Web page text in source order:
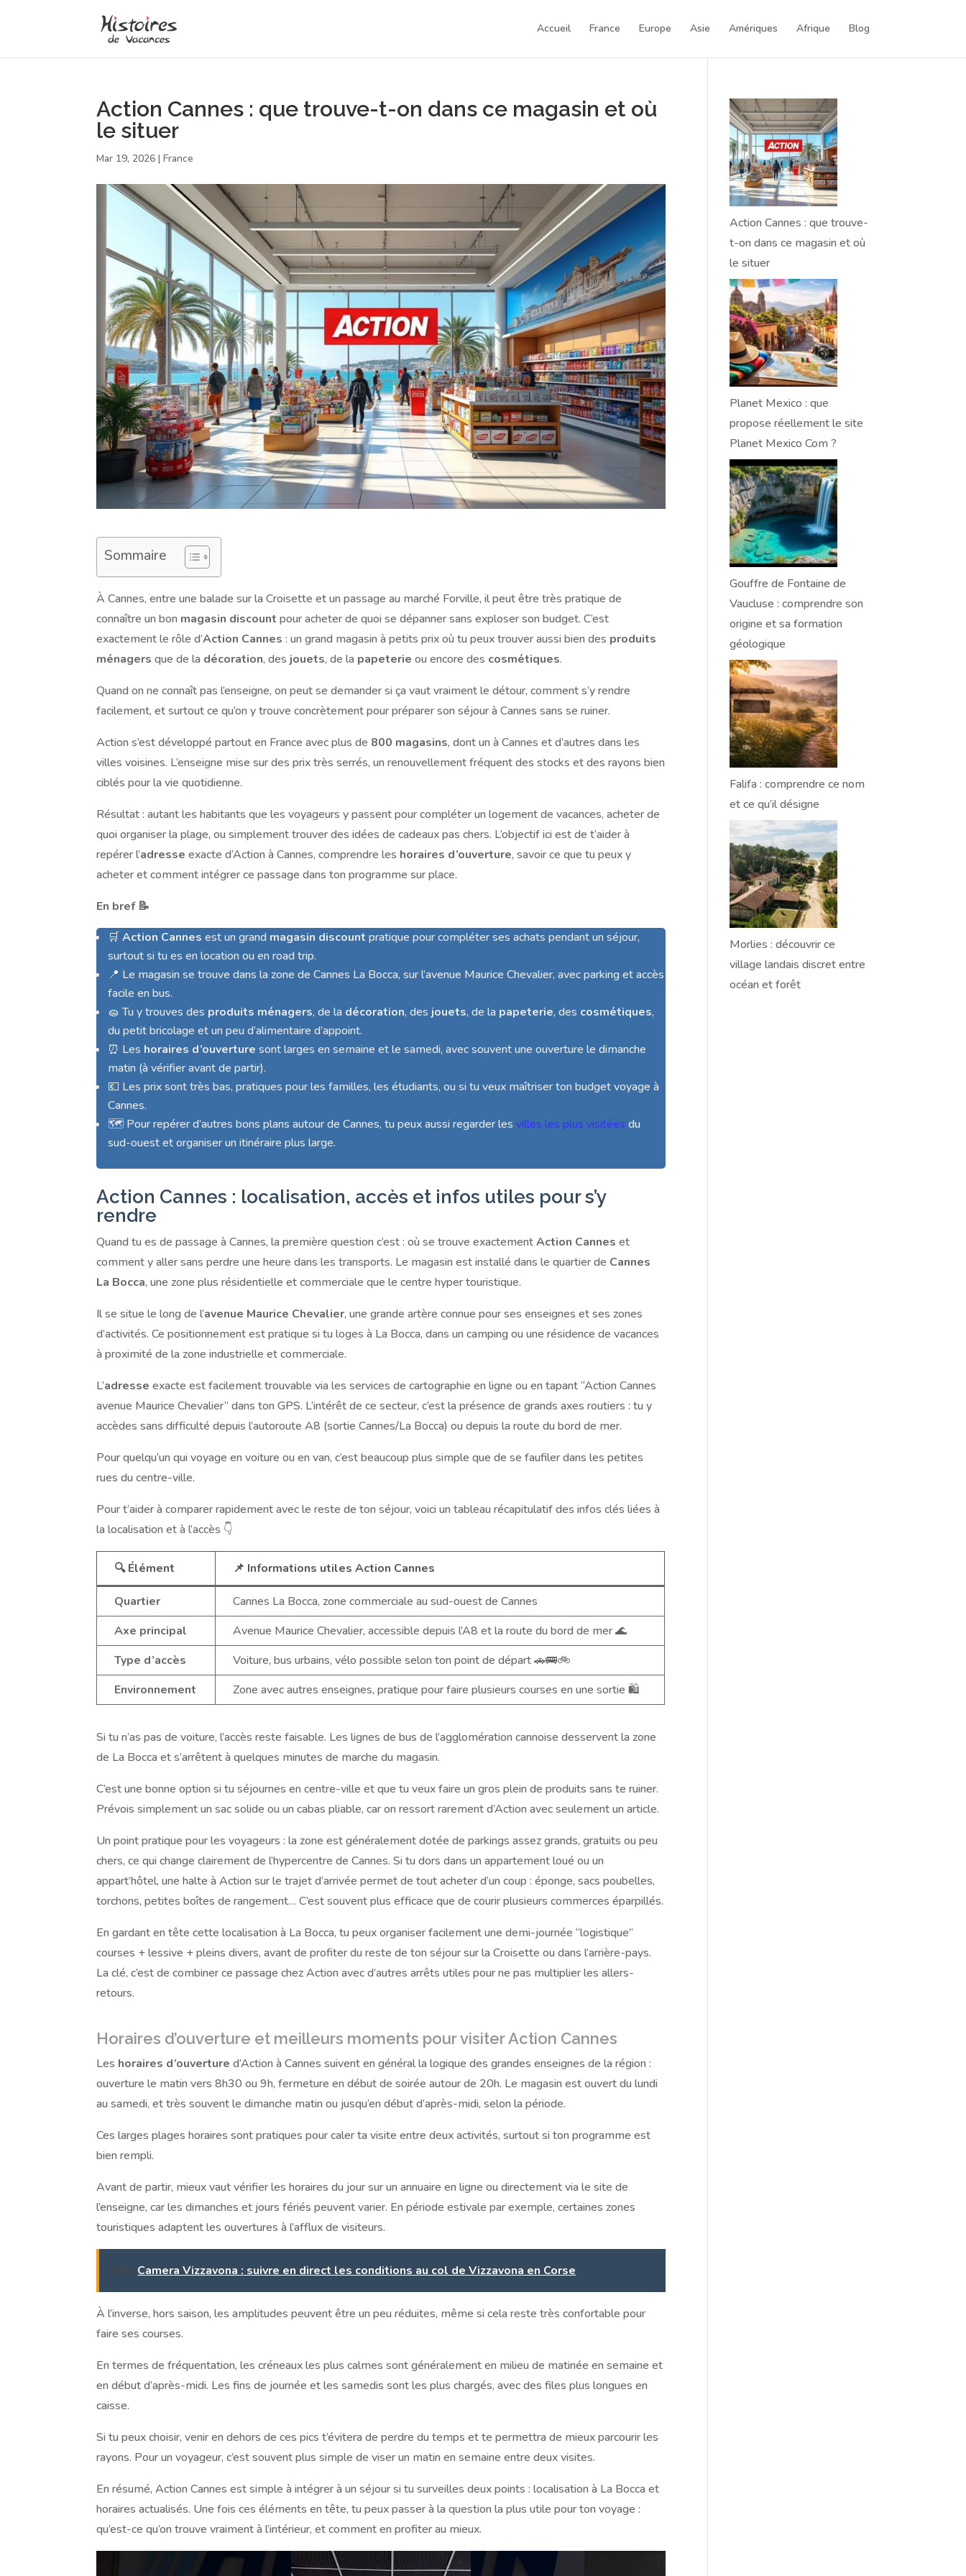
Accueil France Europe Asie Amériques Afrique Blog
Action Cannes : que trouve-t-on dans ce magasin et où
le situer
Mar 19, 2026 |France
Sommaire
À Cannes, entre une balade sur la Croisette et un passage au marché Forville, il peut être très pratique de
connaître un bon magasin discount pour acheter de quoi se dépanner sans exploser son budget. C’est
exactement le rôle d’Action Cannes : un grand magasin à petits prix où tu peux trouver aussi bien des produits
ménagers que de la décoration, des jouets, de la papeterie ou encore des cosmétiques.
Quand on ne connaît pas l’enseigne, on peut se demander si ça vaut vraiment le détour, comment s’y rendre
facilement, et surtout ce qu’on y trouve concrètement pour préparer son séjour à Cannes sans se ruiner.
Action s’est développé partout en France avec plus de 800 magasins, dont un à Cannes et d’autres dans les
villes voisines. L’enseigne mise sur des prix très serrés, un renouvellement fréquent des stocks et des rayons bien
ciblés pour la vie quotidienne.
Résultat : autant les habitants que les voyageurs y passent pour compléter un logement de vacances, acheter de
quoi organiser la plage, ou simplement trouver des idées de cadeaux pas chers. L’objectif ici est de t’aider à
repérer l’adresse exacte d’Action à Cannes, comprendre les horaires d’ouverture, savoir ce que tu peux y
acheter et comment intégrer ce passage dans ton programme sur place.
En bref 📝
🛒Action Cannes est un grand magasin discount pratique pour compléter ses achats pendant un séjour,
surtout si tu es en location ou en road trip.
📍 Le magasin se trouve dans la zone de Cannes La Bocca, sur l’avenue Maurice Chevalier, avec parking et accès
facile en bus.
🧽 Tu y trouves des produits ménagers, de la décoration, des jouets, de la papeterie, des cosmétiques,
du petit bricolage et un peu d’alimentaire d’appoint.
⏰ Les horaires d’ouverture sont larges en semaine et le samedi, avec souvent une ouverture le dimanche
matin (à vérifier avant de partir).
💶 Les prix sont très bas, pratiques pour les familles, les étudiants, ou si tu veux maîtriser ton budget voyage à
Cannes.
🗺️ Pour repérer d’autres bons plans autour de Cannes, tu peux aussi regarder lesvilles les plus visitées du
sud-ouest et organiser un itinéraire plus large.
Action Cannes : localisation, accès et infos utiles pour s’y
rendre
Quand tu es de passage à Cannes, la première question c’est : où se trouve exactementAction Cannes et
comment y aller sans perdre une heure dans les transports. Le magasin est installé dans le quartier de Cannes
La Bocca, une zone plus résidentielle et commerciale que le centre hyper touristique.
Il se situe le long de l’avenue Maurice Chevalier, une grande artère connue pour ses enseignes et ses zones
d’activités. Ce positionnement est pratique si tu loges à La Bocca, dans un camping ou une résidence de vacances
à proximité de la zone industrielle et commerciale.
L’adresse exacte est facilement trouvable via les services de cartographie en ligne ou en tapant “Action Cannes
avenue Maurice Chevalier” dans ton GPS. L’intérêt de ce secteur, c’est la présence de grands axes routiers : tu y
accèdes sans difficulté depuis l’autoroute A8 (sortie Cannes/La Bocca) ou depuis la route du bord de mer.
Pour quelqu’un qui voyage en voiture ou en van, c’est beaucoup plus simple que de se faufiler dans les petites
rues du centre-ville.
Pour t’aider à comparer rapidement avec le reste de ton séjour, voici un tableau récapitulatif des infos clés liées à
la localisation et à l’accès 👇
🔍 Élément 📌 Informations utiles Action Cannes
Quartier
Cannes La Bocca, zone commerciale au sud-ouest de Cannes
Axe principal
Avenue Maurice Chevalier, accessible depuis l’A8 et la route du bord de mer 🌊
Type d’accès
Voiture, bus urbains, vélo possible selon ton point de départ 🚗🚌🚲
Environnement
Zone avec autres enseignes, pratique pour faire plusieurs courses en une sortie 🛍️
Si tu n’as pas de voiture, l’accès reste faisable. Les lignes de bus de l’agglomération cannoise desservent la zone
de La Bocca et s’arrêtent à quelques minutes de marche du magasin.
C’est une bonne option si tu séjournes en centre-ville et que tu veux faire un gros plein de produits sans te ruiner.
Prévois simplement un sac solide ou un cabas pliable, car on ressort rarement d’Action avec seulement un article.
Un point pratique pour les voyageurs : la zone est généralement dotée de parkings assez grands, gratuits ou peu
chers, ce qui change clairement de l’hypercentre de Cannes. Si tu dors dans un appartement loué ou un
appart’hôtel, une halte à Action sur le trajet d’arrivée permet de tout acheter d’un coup : éponge, sacs poubelles,
torchons, petites boîtes de rangement… C’est souvent plus efficace que de courir plusieurs commerces éparpillés.
En gardant en tête cette localisation à La Bocca, tu peux organiser facilement une demi-journée “logistique”
courses + lessive + pleins divers, avant de profiter du reste de ton séjour sur la Croisette ou dans l’arrière-pays.
La clé, c’est de combiner ce passage chez Action avec d’autres arrêts utiles pour ne pas multiplier les allers-
retours.
Horaires d’ouverture et meilleurs moments pour visiter Action Cannes
Les horaires d’ouverture d’Action à Cannes suivent en général la logique des grandes enseignes de la région :
ouverture le matin vers 8h30 ou 9h, fermeture en début de soirée autour de 20h. Le magasin est ouvert du lundi
au samedi, et très souvent le dimanche matin ou jusqu’en début d’après-midi, selon la période.
Ces larges plages horaires sont pratiques pour caler ta visite entre deux activités, surtout si ton programme est
bien rempli.
Avant de partir, mieux vaut vérifier les horaires du jour sur un annuaire en ligne ou directement via le site de
l’enseigne, car les dimanches et jours fériés peuvent varier. En période estivale par exemple, certaines zones
touristiques adaptent les ouvertures à l’afflux de visiteurs.
Lire Camera Vizzavona : suivre en direct les conditions au col de Vizzavona en Corse
À l’inverse, hors saison, les amplitudes peuvent être un peu réduites, même si cela reste très confortable pour
faire ses courses.
En termes de fréquentation, les créneaux les plus calmes sont généralement en milieu de matinée en semaine et
en début d’après-midi. Les fins de journée et les samedis sont les plus chargés, avec des files plus longues en
caisse.
Si tu peux choisir, venir en dehors de ces pics t’évitera de perdre du temps et te permettra de mieux parcourir les
rayons. Pour un voyageur, c’est souvent plus simple de viser un matin en semaine entre deux visites.
En résumé, Action Cannes est simple à intégrer à un séjour si tu surveilles deux points : localisation à La Bocca et
horaires actualisés. Une fois ces éléments en tête, tu peux passer à la question la plus utile pour ton voyage :
qu’est-ce qu’on trouve vraiment à l’intérieur, et comment en profiter au mieux.
Action Cannes : que trouve-
t-on dans ce magasin et où
le situer
Planet Mexico : que
propose réellement le site
Planet Mexico Com ?
Gouffre de Fontaine de
Vaucluse : comprendre son
origine et sa formation
géologique
Falifa : comprendre ce nom
et ce qu’il désigne
Morlies : découvrir ce
village landais discret entre
océan et forêt